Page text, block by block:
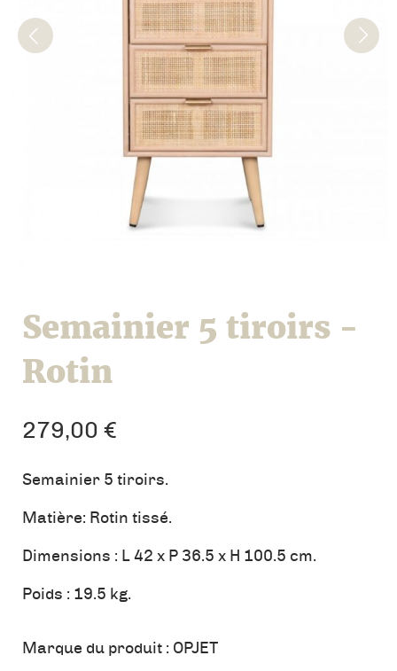
Semainier 5 tiroirs -
Rotin
279,00 €
Semainier 5 tiroirs.
Matière: Rotin tissé.
Dimensions : L 42 x P 36.5 x H 100.5 cm.
Poids : 19.5 kg.
Marque du produit : OPJET